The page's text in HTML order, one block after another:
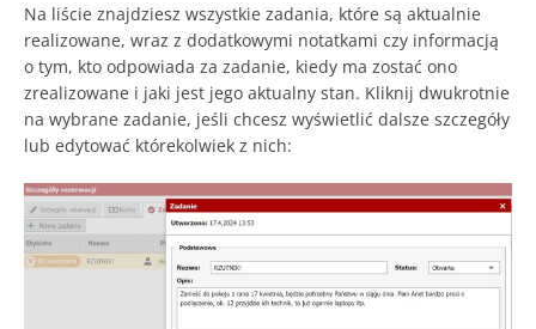
Na liście znajdziesz wszystkie zadania, które są aktualnie
realizowane, wraz z dodatkowymi notatkami czy informacją
o tym, kto odpowiada za zadanie, kiedy ma zostać ono
zrealizowane i jaki jest jego aktualny stan. Kliknij dwukrotnie
na wybrane zadanie, jeśli chcesz wyświetlić dalsze szczegóły
lub edytować którekolwiek z nich: